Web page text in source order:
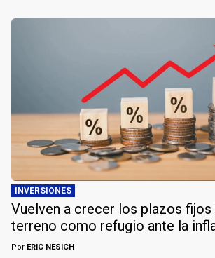
INVERSIONES
Vuelven a crecer los plazos fijos
terreno como refugio ante la
Por ERIC NESICH